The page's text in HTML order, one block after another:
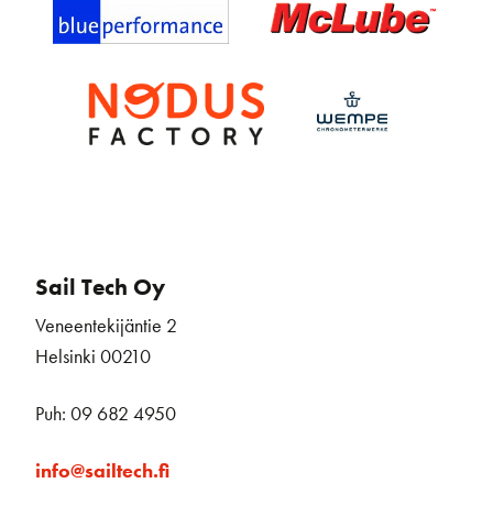
Sail Tech Oy
Veneentekijäntie 2
Helsinki 00210
Puh: 09 682 4950
info@sailtech.fi